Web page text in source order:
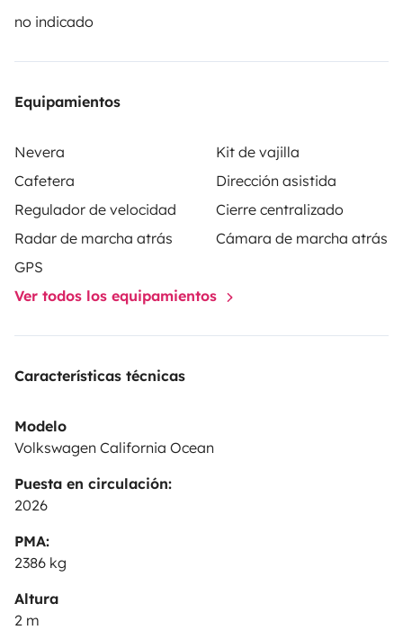
no indicado
Equipamientos
Nevera
Kit de vajilla
Cafetera
Dirección asistida
Regulador de velocidad
Cierre centralizado
Radar de marcha atrás
Cámara de marcha atrás
GPS
Ver todos los equipamientos
Características técnicas
Modelo
Volkswagen California Ocean
Puesta en circulación:
2026
PMA:
2386 kg
Altura
2 m